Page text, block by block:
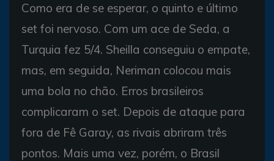
Como era de se esperar, o quinto e último
set foi nervoso. Com um ace de Seda, a
Turquia fez 5/4. Sheilla conseguiu o empate,
mas, em seguida, Neriman colocou mais
uma bola no chão. Erros brasileiros
complicaram o set. Depois de ataque para
fora de Fê Garay, as rivais abriram três
pontos. Mais uma vez, porém, o Brasil